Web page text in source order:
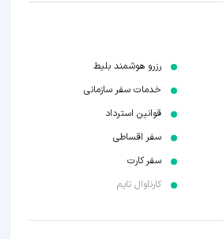
رزرو هوشمند بلیط
خدمات سفر سازمانی
قوانین استرداد
سفر اقساطی
سفر کارت
کارناوال تایم